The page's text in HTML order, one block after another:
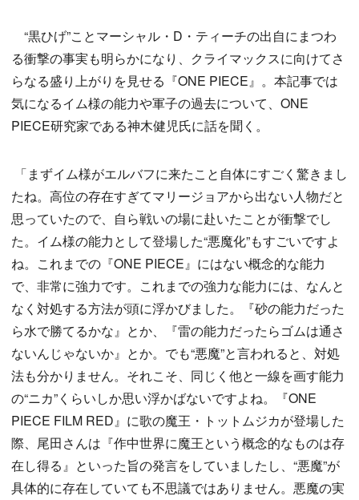
“黒ひげ”ことマーシャル・D・ティーチの出自にまつわ
る衝撃の事実も明らかになり、クライマックスに向けてさ
らなる盛り上がりを見せる『ONE PIECE』。本記事では
気になるイム様の能力や軍子の過去について、ONE
PIECE研究家である神木健児氏に話を聞く。
「まずイム様がエルバフに来たこと自体にすごく驚きまし
たね。高位の存在すぎてマリージョアから出ない人物だと
思っていたので、自ら戦いの場に赴いたことが衝撃でし
た。イム様の能力として登場した“悪魔化”もすごいですよ
ね。これまでの『ONE PIECE』にはない概念的な能力
で、非常に強力です。これまでの強力な能力には、なんと
なく対処する方法が頭に浮かびました。『砂の能力だった
ら水で勝てるかな』とか、『雷の能力だったらゴムは通さ
ないんじゃないか』とか。でも“悪魔”と言われると、対処
法も分かりません。それこそ、同じく他と一線を画す能力
の“ニカ”くらいしか思い浮かばないですよね。『ONE
PIECE FILM RED』に歌の魔王・トットムジカが登場した
際、尾田さんは『作中世界に魔王という概念的なものは存
在し得る』といった旨の発言をしていましたし、“悪魔”が
具体的に存在していても不思議ではありません。悪魔の実